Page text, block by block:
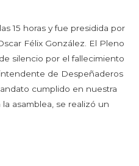
15 horas y fue presidida por
Félix González. El Pleno
silencio por el fallecimiento
de Despeñaderos
cumplido en nuestra
asamblea, se realizó un